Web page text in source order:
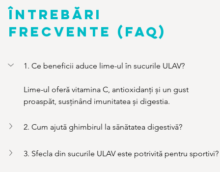
Întrebări
frecvente (FAQ)
1. Ce beneficii aduce lime-ul în sucurile ULAV?
Lime-ul oferă vitamina C, antioxidanți și un gust
proaspăt, susținând imunitatea și digestia.
2. Cum ajută ghimbirul la sănătatea digestivă?
3. Sfecla din sucurile ULAV este potrivită pentru sportivi?